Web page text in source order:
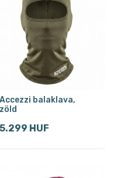
Accezzi balaklava,
zöld
5.299 HUF